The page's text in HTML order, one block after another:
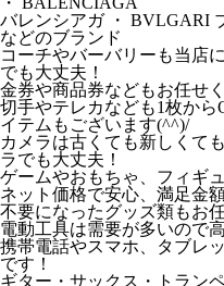
バレンシアガ ・ BVLGARI
などのブランド
コーチやバーバリーも当店
でも大丈夫！
金券や商品券などもお任せ
切手やテレカなども1枚か
イテムもございます(^^)/
カメラは古くても新しくて
ラでも大丈夫！
ゲームやおもちゃ、フィギ
ネット価格で安心、満足金
不要になったグッズ類もお
電動工具は需要が多いので
携帯電話やスマホ、タブレ
です！
ギター・サックス・トラン